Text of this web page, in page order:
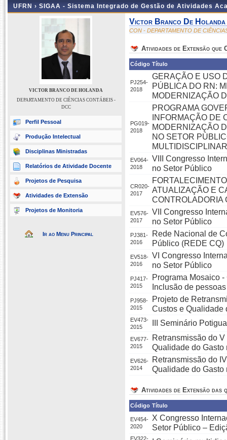
UFRN › SIGAA - Sistema Integrado de Gestão de Atividades
VICTOR BRANCO DE HOLANDA
DEPARTAMENTO DE CIÊNCIAS CONTÁBEIS -
DCC
Perfil Pessoal
Produção Intelectual
Disciplinas Ministradas
Relatórios de Atividade Docente
Projetos de Pesquisa
Atividades de Extensão
Projetos de Monitoria
Ir ao Menu Principal
Victor Branco De Holanda
CON - DEPARTAMENTO DE
Atividades de Extensão que
Código Título
PJ254-
2018
GERAÇÃO E USO
PÚBLICA DO RN:
MODERNIZAÇÃO
PG019-
2018
PROGRAMA
INFORMAÇÃO DE
MODERNIZAÇÃO
NO SETOR
MULTIDISCIPLINAR
EV064-
2018
VIII Congresso
no Setor Público
CR020-
2017
ATUALIZAÇÃO E
CONTROLADORIA
EV576-
2017
VII Congresso
no Setor Público
PJ381-
2016
Rede Nacional de
Público (REDE CQ)
EV518-
2016
VI Congresso
no Setor Público
PJ417-
2015
Programa Mosaico
Inclusão de
PJ958-
2015
Projeto de
Custos e Qualidade
EV473-
2015
III Seminário
EV677-
2015
Retransmissão do
Qualidade do Gasto
EV626-
2014
Retransmissão do
Qualidade do Gasto
Atividades de Extensão das
Código Título
EV454-
2020
X Congresso
Setor Público –
EV322-